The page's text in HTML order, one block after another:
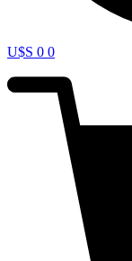
U$S 0 0